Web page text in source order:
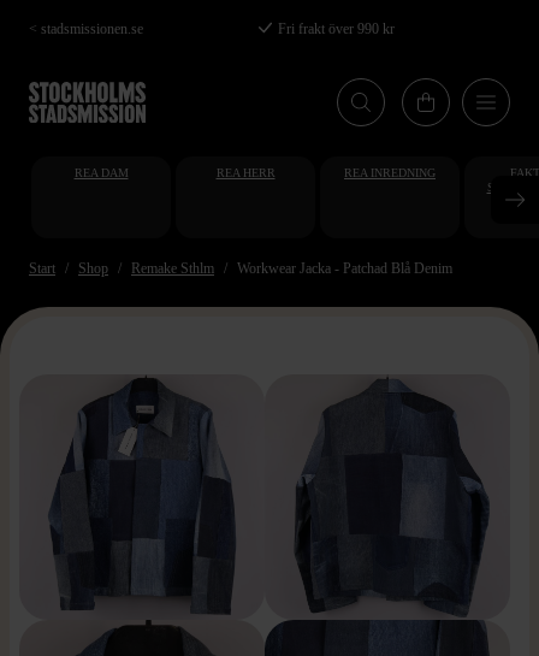
Hoppa
till
huvudinnehåll
< stadsmissionen.se Fri frakt över 990 kr
REA DAM REA HERR REA INREDNING
Start Shop Remake Sthlm Workwear Jacka - Patchad Blå Denim